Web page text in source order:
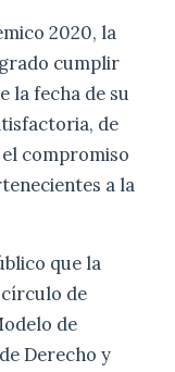
2020, la
cumplir
la fecha de su
de
compromiso
a la
que la
círculo de
de
Derecho y